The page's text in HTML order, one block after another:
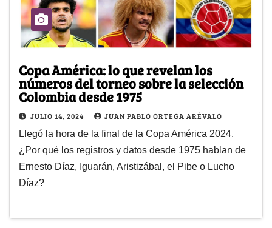
Copa América: lo que revelan los
números del torneo sobre la selección
Colombia desde 1975
JULIO 14, 2024 JUAN PABLO ORTEGA ARÉVALO
Llegó la hora de la final de la Copa América 2024.
¿Por qué los registros y datos desde 1975 hablan de
Ernesto Díaz, Iguarán, Aristizábal, el Pibe o Lucho
Díaz?